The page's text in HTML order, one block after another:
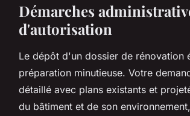
Démarches
d'autorisation
Le dépôt d'un dossier de rénovation
préparation minutieuse. Votre
détaillé avec plans existants et
du bâtiment et de son